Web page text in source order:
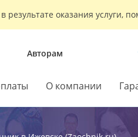
результате оказания услуги,
Авторам
О компании